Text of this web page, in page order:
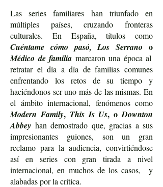
Las series familiares han triunfado en
múltiples países, cruzando fronteras
culturales. En España, títulos como
Cuéntame cómo pasó, Los Serrano o
Médico de familia marcaron una época al
retratar el día a día de familias comunes
enfrentando los retos de su tiempo y
haciéndonos ser uno más de las mismas. En
el ámbito internacional, fenómenos como
Modern Family, This Is Us, oDownton
Abbey han demostrado que, gracias a sus
impresionantes guiones, son un gran
reclamo para la audiencia, convirtiéndose
así en series con gran tirada a nivel
internacional, en muchos de los casos, y
alabadas por la crítica.